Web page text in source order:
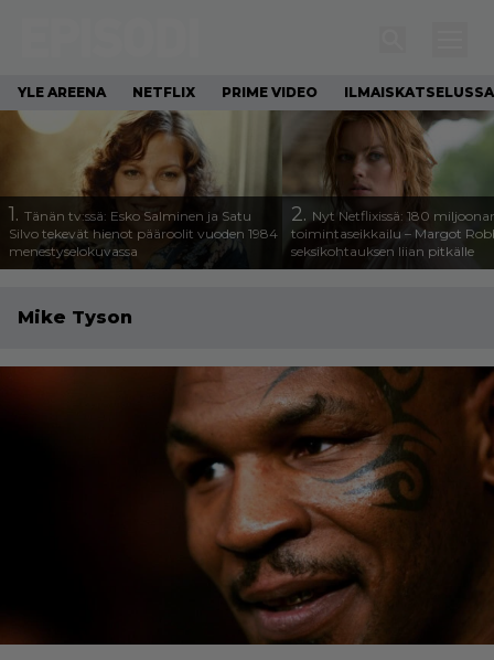
YLE AREENA NETFLIX PRIME VIDEO ILMAISKATSELUSSA
1. Tänän tv:ssä: Esko Salminen ja Satu
Silvo tekevät hienot pääroolit vuoden 1984
menestyselokuvassa
2. Nyt Netflixissä: 180
toimintaseikkailu – Margot
seksikohtauksen liian pitkälle
Mike Tyson